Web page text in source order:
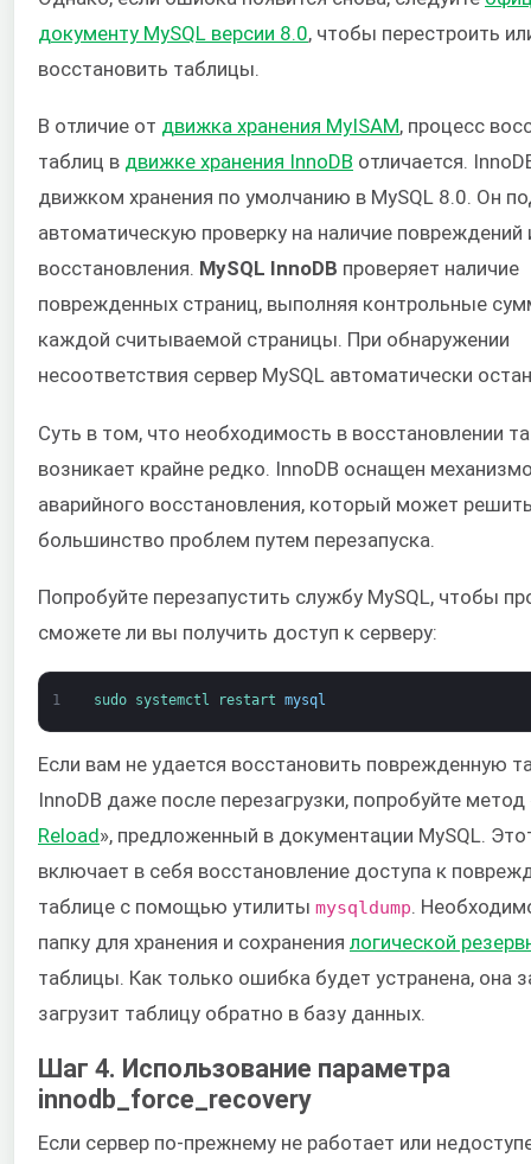
документу MySQL версии 8.0, чтобы перестроить
восстановить таблицы.
В отличие от движка хранения MyISAM, процесс
таблиц в движке хранения InnoDB отличается.
движком хранения по умолчанию в MySQL 8.0. Он
автоматическую проверку на наличие повреждений
восстановления. MySQL InnoDB проверяет наличие
поврежденных страниц, выполняя контрольные
каждой считываемой страницы. При обнаружении
несоответствия сервер MySQL автоматически
Суть в том, что необходимость в восстановлении
возникает крайне редко. InnoDB оснащен
аварийного восстановления, который может
большинство проблем путем перезапуска.
Попробуйте перезапустить службу MySQL, чтобы
сможете ли вы получить доступ к серверу:
1 sudo systemctl restart mysql
Если вам не удается восстановить поврежденную
InnoDB даже после перезагрузки, попробуйте метод
Reload», предложенный в документации MySQL.
включает в себя восстановление доступа к
таблице с помощью утилиты mysqldump.
папку для хранения и сохранения логической
таблицы. Как только ошибка будет устранена, она
загрузит таблицу обратно в базу данных.
Шаг 4. Использование параметра
innodb_force_recovery
Если сервер по-прежнему не работает или